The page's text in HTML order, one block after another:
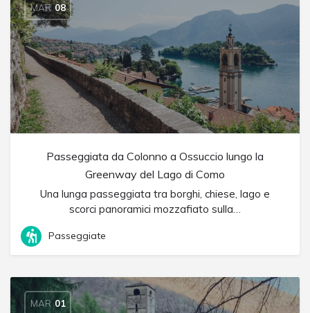
MAR 08
Passeggiata da Colonno a Ossuccio lungo la
Greenway del Lago di Como
Una lunga passeggiata tra borghi, chiese, lago e
scorci panoramici mozzafiato sulla…
Passeggiate
MAR 01